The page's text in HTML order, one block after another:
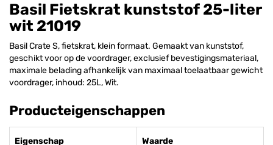
Basil Fietskrat kunststof 25-liter
wit 21019
Basil Crate S, fietskrat, klein formaat. Gemaakt van kunststof,
geschikt voor op de voordrager, exclusief bevestigingsmateriaal,
maximale belading afhankelijk van maximaal toelaatbaar gewicht
voordrager, inhoud: 25L, Wit.
Producteigenschappen
Eigenschap Waarde